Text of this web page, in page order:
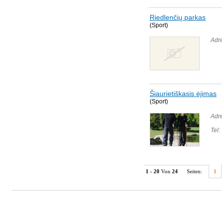
Riedlenčių parkas
(Sport)
Šiaurietiškasis ėjimas
(Sport)
Tel:
1 - 20 Von 24 Seiten: 1